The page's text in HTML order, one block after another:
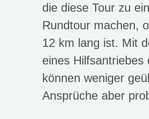
die diese Tour zu
Rundtour machen,
12 km lang ist. Mit
eines Hilfsantriebes
können weniger
Ansprüche aber